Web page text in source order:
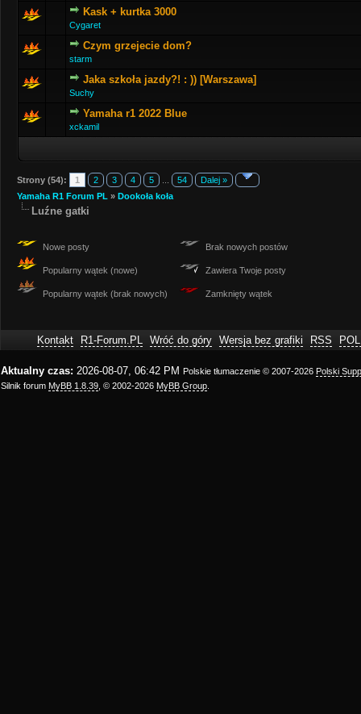
Kask + kurtka 3000
Cygaret
Czym grzejecie dom?
starm
Jaka szkoła jazdy?! : )) [Warszawa]
Suchy
Yamaha r1 2022 Blue
xckamil
Strony (54): 1 2 3 4 5 54
Dalej »
Yamaha R1 Forum PL » Dookoła koła
Luźne gatki
Nowe posty
Popularny wątek (nowe)
Popularny wątek (brak nowych)
Brak nowych postów
Zawiera Twoje posty
Zamknięty wątek
Kontakt R1-Forum.PL Wróć do góry Wersja bez grafiki RSS
Aktualny czas: 2026-08-07, 06:42 PM Polskie tłumaczenie © 2007-2026 Polski
Silnik forum MyBB 1.8.39 , © 2002-2026 MyBB Group